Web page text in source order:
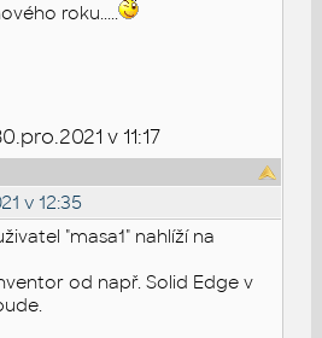
roku.....
v 11:17
v 12:35
"masa1" nahlíží na
od např. Solid Edge v